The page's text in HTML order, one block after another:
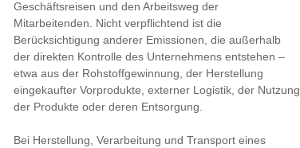
Geschäftsreisen und den Arbeitsweg der
Mitarbeitenden. Nicht verpflichtend ist die
Berücksichtigung anderer Emissionen, die außerhalb
der direkten Kontrolle des Unternehmens entstehen –
etwa aus der Rohstoffgewinnung, der Herstellung
eingekaufter Vorprodukte, externer Logistik, der Nutzung
der Produkte oder deren Entsorgung.
Bei Herstellung, Verarbeitung und Transport eines